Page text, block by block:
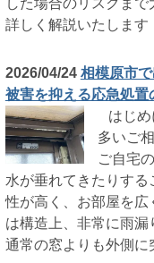
詳しく解説いたします
2026/04/24 相模原市
被害を抑える応急処置
はじめ
多いご
ご自宅
水が垂れてきたりす
性が高く、お部屋を広
は構造上、非常に雨漏
通常の窓よりも外側